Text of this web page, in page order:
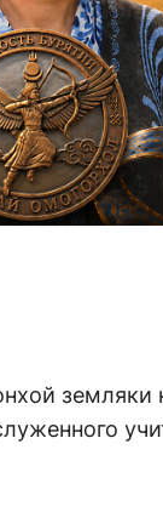
земляки